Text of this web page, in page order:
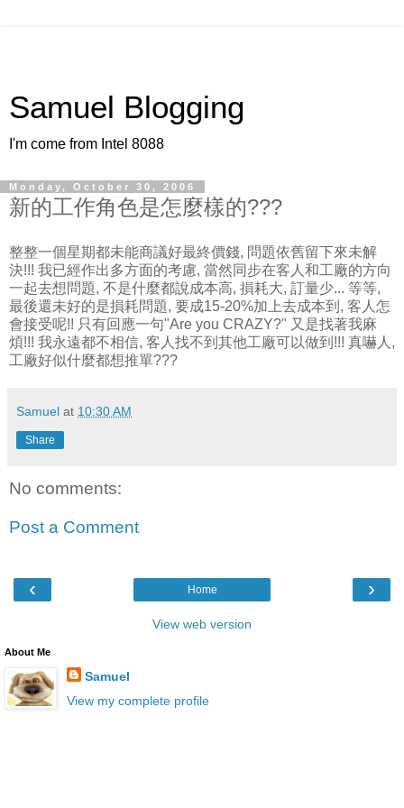
Samuel Blogging
I'm come from Intel 8088
Monday, October 30, 2006
新的工作角色是怎麼樣的???
整整一個星期都未能商議好最終價錢, 問題依舊留下來未解
決!!! 我已經作出多方面的考慮, 當然同步在客人和工廠的方向
一起去想問題, 不是什麼都說成本高, 損耗大, 訂量少... 等等,
最後還未好的是損耗問題, 要成15-20%加上去成本到, 客人怎
會接受呢!! 只有回應一句"Are you CRAZY?" 又是找著我麻
煩!!! 我永遠都不相信, 客人找不到其他工廠可以做到!!! 真嚇人,
工廠好似什麼都想推單???
Samuel at 10:30 AM
Share
No comments:
Post a Comment
‹ ›
Home
View web version
About Me
Samuel
View my complete profile